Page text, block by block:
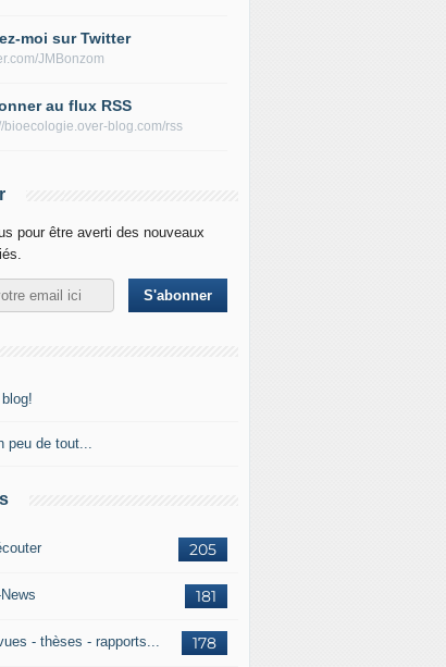
moi sur Twitter
JMBonzom
au flux RSS
bioecologie.over-blog.com/rss
pour être averti des nouveaux
peu de tout...
205
181
178
- thèses - rapports...